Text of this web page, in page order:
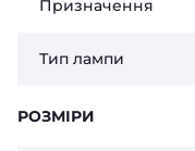
Призначення
Тип лампи
РОЗМІРИ